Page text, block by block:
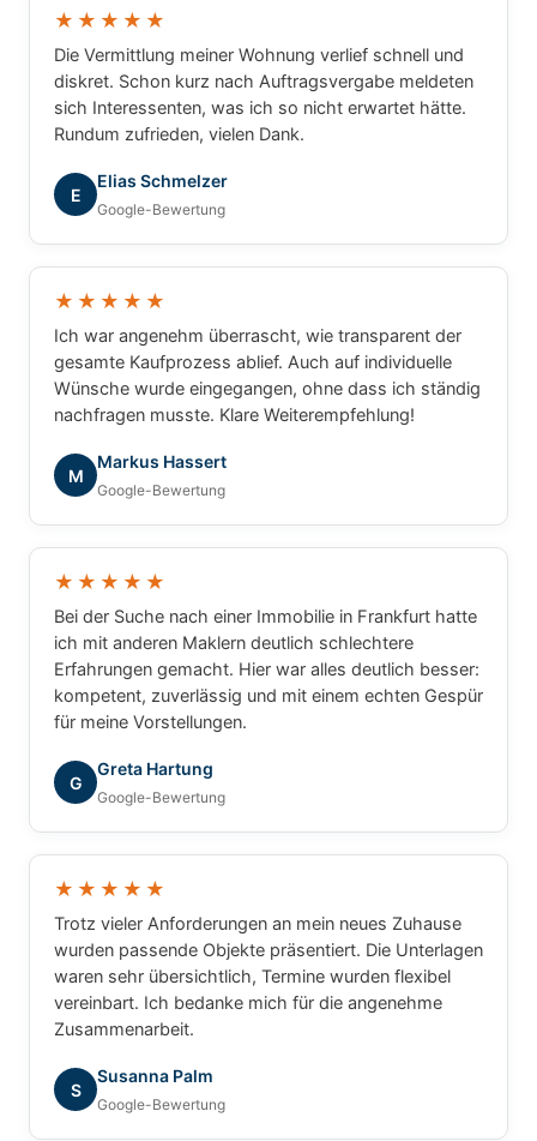
★★★★★
Die Vermittlung meiner Wohnung verlief schnell und
diskret. Schon kurz nach Auftragsvergabe meldeten
sich Interessenten, was ich so nicht erwartet hätte.
Rundum zufrieden, vielen Dank.
E
Elias Schmelzer
Google-Bewertung
★★★★★
Ich war angenehm überrascht, wie transparent der
gesamte Kaufprozess ablief. Auch auf individuelle
Wünsche wurde eingegangen, ohne dass ich ständig
nachfragen musste. Klare Weiterempfehlung!
M
Markus Hassert
Google-Bewertung
★★★★★
Bei der Suche nach einer Immobilie in Frankfurt hatte
ich mit anderen Maklern deutlich schlechtere
Erfahrungen gemacht. Hier war alles deutlich besser:
kompetent, zuverlässig und mit einem echten Gespür
für meine Vorstellungen.
G
Greta Hartung
Google-Bewertung
★★★★★
Trotz vieler Anforderungen an mein neues Zuhause
wurden passende Objekte präsentiert. Die Unterlagen
waren sehr übersichtlich, Termine wurden flexibel
vereinbart. Ich bedanke mich für die angenehme
Zusammenarbeit.
S
Susanna Palm
Google-Bewertung